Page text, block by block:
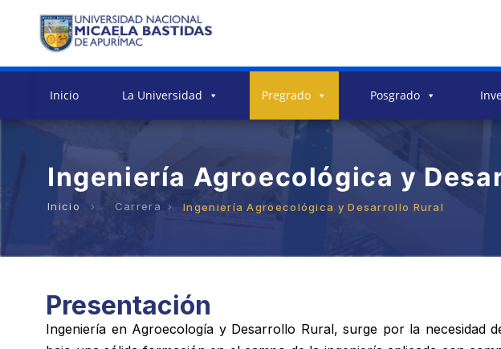
Inicio La Universidad Pregrado Posgrado
Ingeniería Agroecológica y
Carrera Ingeniería Agroecológica y Desarrollo Rural
Presentación
Ingeniería en Agroecología y Desarrollo Rural, surge por la necesidad